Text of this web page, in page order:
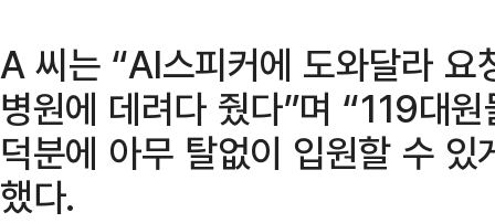
A 씨는 “AI스피커에 도와달라
병원에 데려다 줬다”며 “119대
덕분에 아무 탈없이 입원할 수
했다.